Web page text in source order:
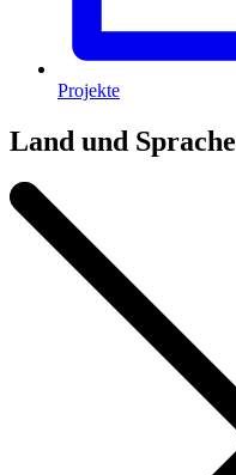
Projekte
Land und Sprache